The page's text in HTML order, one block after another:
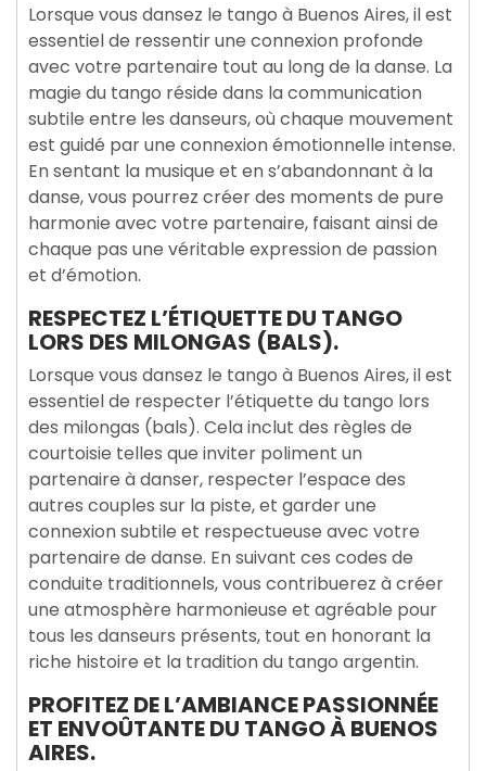
Lorsque vous dansez le tango à Buenos Aires, il est
essentiel de ressentir une connexion profonde
avec votre partenaire tout au long de la danse. La
magie du tango réside dans la communication
subtile entre les danseurs, où chaque mouvement
est guidé par une connexion émotionnelle intense.
En sentant la musique et en s’abandonnant à la
danse, vous pourrez créer des moments de pure
harmonie avec votre partenaire, faisant ainsi de
chaque pas une véritable expression de passion
et d’émotion.
RESPECTEZ L’ÉTIQUETTE DU TANGO
LORS DES MILONGAS (BALS).
Lorsque vous dansez le tango à Buenos Aires, il est
essentiel de respecter l’étiquette du tango lors
des milongas (bals). Cela inclut des règles de
courtoisie telles que inviter poliment un
partenaire à danser, respecter l’espace des
autres couples sur la piste, et garder une
connexion subtile et respectueuse avec votre
partenaire de danse. En suivant ces codes de
conduite traditionnels, vous contribuerez à créer
une atmosphère harmonieuse et agréable pour
tous les danseurs présents, tout en honorant la
riche histoire et la tradition du tango argentin.
PROFITEZ DE L’AMBIANCE PASSIONNÉE
ET ENVOÛTANTE DU TANGO À BUENOS
AIRES.